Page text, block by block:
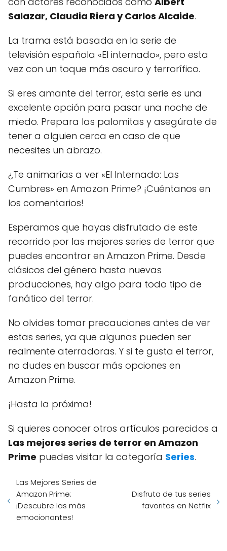
Salazar, Claudia Riera y Carlos Alcaide.
La trama está basada en la serie de
televisión española «El internado», pero esta
vez con un toque más oscuro y terrorífico.
Si eres amante del terror, esta serie es una
excelente opción para pasar una noche de
miedo. Prepara las palomitas y asegúrate de
tener a alguien cerca en caso de que
necesites un abrazo.
¿Te animarías a ver «El Internado: Las
Cumbres» en Amazon Prime? ¡Cuéntanos en
los comentarios!
Esperamos que hayas disfrutado de este
recorrido por las mejores series de terror que
puedes encontrar en Amazon Prime. Desde
clásicos del género hasta nuevas
producciones, hay algo para todo tipo de
fanático del terror.
No olvides tomar precauciones antes de ver
estas series, ya que algunas pueden ser
realmente aterradoras. Y si te gusta el terror,
no dudes en buscar más opciones en
Amazon Prime.
¡Hasta la próxima!
Si quieres conocer otros artículos parecidos a
Las mejores series de terror en Amazon
Prime puedes visitar la categoría Series.
Las Mejores Series de
Amazon Prime:
¡Descubre las más
emocionantes!
Disfruta de tus series
favoritas en Netflix